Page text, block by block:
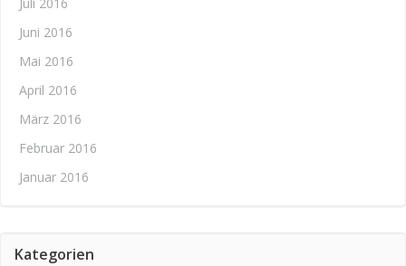
Juni 2016
Mai 2016
April 2016
März 2016
Februar 2016
Januar 2016
Kategorien